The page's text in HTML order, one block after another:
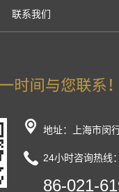
联系我们
地址：上海市闵
24小时咨询热线：
86-021-